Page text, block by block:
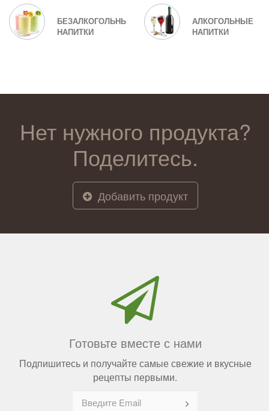
БЕЗАЛКОГОЛЬНЫЕ
НАПИТКИ
АЛКОГОЛЬНЫЕ
НАПИТКИ
Нет нужного продукта?
Поделитесь.
Добавить продукт
Готовьте вместе с нами
Подпишитесь и получайте самые свежие и вкусные
рецепты первыми.